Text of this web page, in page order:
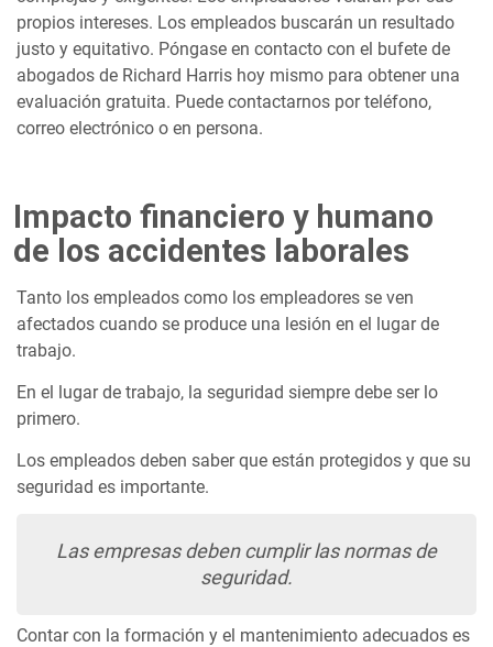
propios intereses. Los empleados buscarán un resultado
justo y equitativo. Póngase en contacto con el bufete de
abogados de Richard Harris hoy mismo para obtener una
evaluación gratuita. Puede contactarnos por teléfono,
correo electrónico o en persona.
Impacto financiero y humano
de los accidentes laborales
Tanto los empleados como los empleadores se ven
afectados cuando se produce una lesión en el lugar de
trabajo.
En el lugar de trabajo, la seguridad siempre debe ser lo
primero.
Los empleados deben saber que están protegidos y que su
seguridad es importante.
Las empresas deben cumplir las normas de
seguridad.
Contar con la formación y el mantenimiento adecuados es